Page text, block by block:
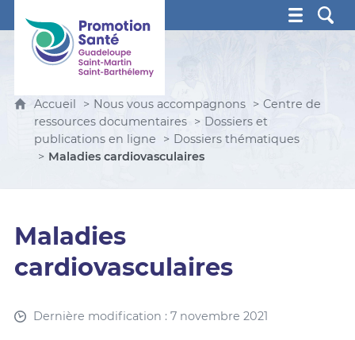
Promotion Santé Guadeloupe, Saint-Martin, Saint
Accueil Nous vous accompagnons
Centre de
ressources documentaires
Dossiers et
publications en ligne
Dossiers thématiques
Maladies cardiovasculaires
Maladies
cardiovasculaires
Dernière modification : 7 novembre 2021